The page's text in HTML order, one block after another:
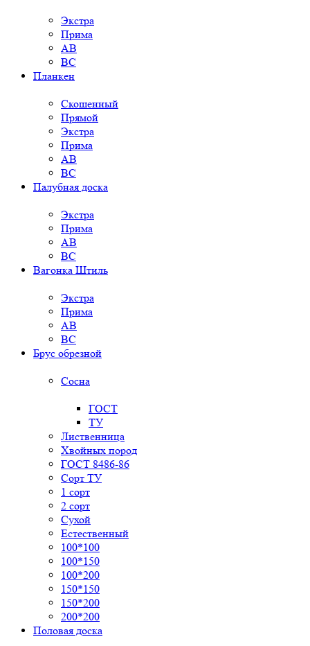
Экстра
Прима
AB
BC
Планкен
Скошенный
Прямой
Экстра
Прима
AB
BC
Палубная доска
Экстра
Прима
AB
BC
Вагонка Штиль
Экстра
Прима
AB
BC
Брус обрезной
Сосна
ГОСТ
ТУ
Лиственница
Хвойных пород
ГОСТ 8486-86
Сорт ТУ
1 сорт
2 сорт
Сухой
Естественный
100*100
100*150
100*200
150*150
150*200
200*200
Половая доска